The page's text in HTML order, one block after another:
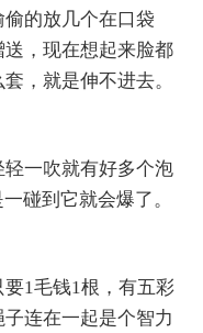
的放几个在口袋
，现在想起来脸都
，就是伸不进去。
一吹就有好多个泡
碰到它就会爆了。
1毛钱1根，有五彩
连在一起是个智力